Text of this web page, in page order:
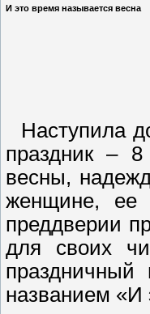
И это время называется весна
Наступила
праздник –
весны,
женщине, ее
преддверии
для своих
названием «И